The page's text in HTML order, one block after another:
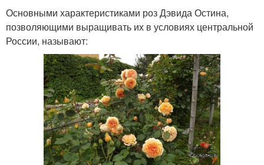
Основными характеристиками роз Дэвида Остина,
позволяющими выращивать их в условиях центральной
России, называют: